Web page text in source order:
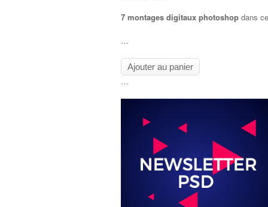
7 montages digitaux photoshop dans
…
…